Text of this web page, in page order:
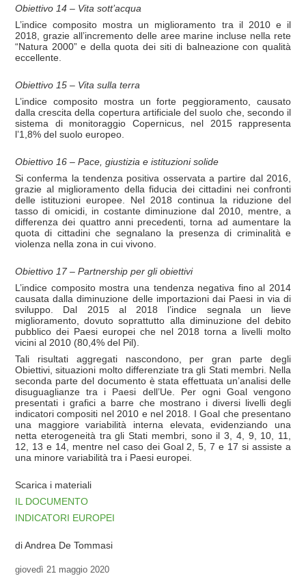
Obiettivo 14 – Vita sott’acqua
L’indice composito mostra un miglioramento tra il 2010 e il
2018, grazie all’incremento delle aree marine incluse nella rete
“Natura 2000” e della quota dei siti di balneazione con qualità
eccellente.
Obiettivo 15 – Vita sulla terra
L’indice composito mostra un forte peggioramento, causato
dalla crescita della copertura artificiale del suolo che, secondo il
sistema di monitoraggio Copernicus, nel 2015 rappresenta
l’1,8% del suolo europeo.
Obiettivo 16 – Pace, giustizia e istituzioni solide
Si conferma la tendenza positiva osservata a partire dal 2016,
grazie al miglioramento della fiducia dei cittadini nei confronti
delle istituzioni europee. Nel 2018 continua la riduzione del
tasso di omicidi, in costante diminuzione dal 2010, mentre, a
differenza dei quattro anni precedenti, torna ad aumentare la
quota di cittadini che segnalano la presenza di criminalità e
violenza nella zona in cui vivono.
Obiettivo 17 – Partnership per gli obiettivi
L’indice composito mostra una tendenza negativa fino al 2014
causata dalla diminuzione delle importazioni dai Paesi in via di
sviluppo. Dal 2015 al 2018 l’indice segnala un lieve
miglioramento, dovuto soprattutto alla diminuzione del debito
pubblico dei Paesi europei che nel 2018 torna a livelli molto
vicini al 2010 (80,4% del Pil).
Tali risultati aggregati nascondono, per gran parte degli
Obiettivi, situazioni molto differenziate tra gli Stati membri. Nella
seconda parte del documento è stata effettuata un’analisi delle
disuguaglianze tra i Paesi dell’Ue. Per ogni Goal vengono
presentati i grafici a barre che mostrano i diversi livelli degli
indicatori compositi nel 2010 e nel 2018. I Goal che presentano
una maggiore variabilità interna elevata, evidenziando una
netta eterogeneità tra gli Stati membri, sono il 3, 4, 9, 10, 11,
12, 13 e 14, mentre nel caso dei Goal 2, 5, 7 e 17 si assiste a
una minore variabilità tra i Paesi europei.
Scarica i materiali
IL DOCUMENTO
INDICATORI EUROPEI
di Andrea De Tommasi
giovedì 21 maggio 2020